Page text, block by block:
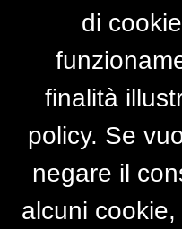
di
finalità
policy. Se
negare il
alcuni